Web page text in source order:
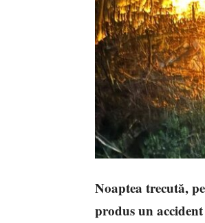
Noaptea trecută,
produs un